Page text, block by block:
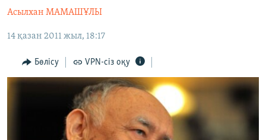
main
Skip
Search
АДАМ ҚҰҚЫҚТАРЫ
ӘЛЕУМЕТ
ӘЛЕМ
АРНАЙЫ ЖОБАЛАР
Асылхан МАМАШҰЛЫ
14 қазан 2011 жыл, 18:17
Бөлісу VPN-сіз оқу